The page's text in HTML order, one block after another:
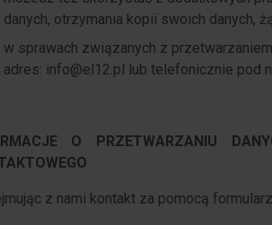
danych, otrzymania kopii swoich danych,
w sprawach związanych z
adres: info@el12.pl lub telefonicznie pod
O PRZETWARZANIU
z nami kontakt za pomocą